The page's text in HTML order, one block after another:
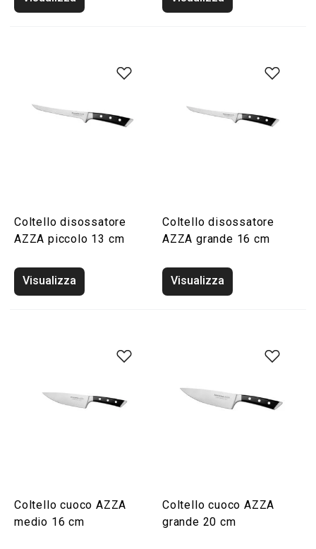
Coltello disossatore
AZZA piccolo 13 cm
Visualizza
Coltello disossatore
AZZA grande 16 cm
Visualizza
Coltello cuoco AZZA
medio 16 cm
Coltello cuoco AZZA
grande 20 cm